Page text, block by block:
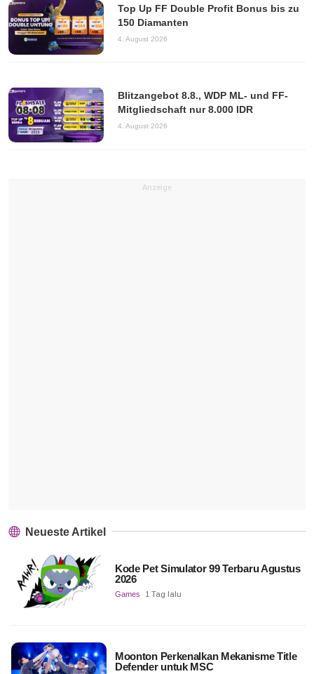
Top Up FF Double Profit Bonus bis zu
150 Diamanten
4. August 2026
Blitzangebot 8.8., WDP ML- und FF-
Mitgliedschaft nur 8.000 IDR
4. August 2026
Anzeige
Neueste Artikel
Kode Pet Simulator 99 Terbaru Agustus
2026
Games 1 Tag lalu
Moonton Perkenalkan Mekanisme Title
Defender untuk MSC